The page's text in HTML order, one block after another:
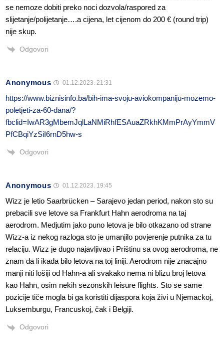
se nemoze dobiti preko noci dozvola/raspored za
slijetanje/polijetanje….a cijena, let cijenom do 200 € (round trip)
nije skup.
Odgovori
Anonymous 01.12.2023. 21:31
https://www.biznisinfo.ba/bih-ima-svoju-aviokompaniju-mozemo-
poletjeti-za-60-dana/?
fbclid=IwAR3gMbemJqlLaNMiRhfESAuaZRkhKMmPrAyYmmV
PfCBqiYzSiI6rnD5hw-s
Odgovori
Anonymous 01.12.2023. 19:45
Wizz je letio Saarbrücken – Sarajevo jedan period, nakon sto su
prebacili sve letove sa Frankfurt Hahn aerodroma na taj
aerodrom. Medjutim jako puno letova je bilo otkazano od strane
Wizz-a iz nekog razloga sto je umanjilo povjerenje putnika za tu
relaciju. Wizz je dugo najavljivao i Prištinu sa ovog aerodroma, ne
znam da li ikada bilo letova na toj liniji. Aerodrom nije znacajno
manji niti lošiji od Hahn-a ali svakako nema ni blizu broj letova
kao Hahn, osim nekih sezonskih leisure flights. Sto se same
pozicije tiče mogla bi ga koristiti dijaspora koja živi u Njemackoj,
Luksemburgu, Francuskoj, čak i Belgiji.
Odgovori